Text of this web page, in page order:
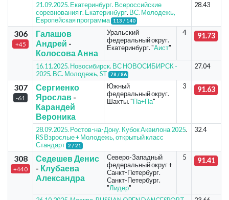
21.09.2025. Екатеринбург. Всероссийские
соревнования г. Екатеринбург. ВС. Молодежь,
Европейская программа
113 / 140
28.43
306
+45
Галашов
Андрей -
Колосова Анна
Уральский
федеральный округ.
Екатеринбург. "Аист"
4 91.73
16.11.2025. Новосибирск. ВС НОВОСИБИРСК -
2025. ВС. Молодежь, ST 78 / 86
27.04
307
-61
Сергиенко
Ярослав-
Карандей
Вероника
Южный
федеральный округ.
Шахты. "Па+Па"
3 91.63
28.09.2025. Ростов-на-Дону. Кубок Аквилона 2025.
RS Взрослые + Молодежь, открытый класс
Стандарт 2 / 21
32.4
308
+440
Седешев Денис
- Клубаева
Александра
Северо-Западный
федеральный округ +
Санкт-Петербург.
Санкт-Петербург.
"Лидер"
5 91.41